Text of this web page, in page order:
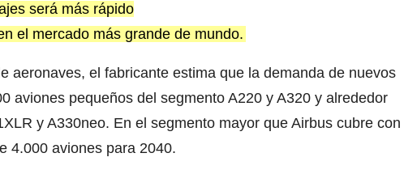
será más rápido
el mercado más grande de mundo.
aeronaves, el fabricante estima que la demanda de nuevos
aviones pequeños del segmento A220 y A320 y alrededor
y A330neo. En el segmento mayor que Airbus cubre con
4.000 aviones para 2040.